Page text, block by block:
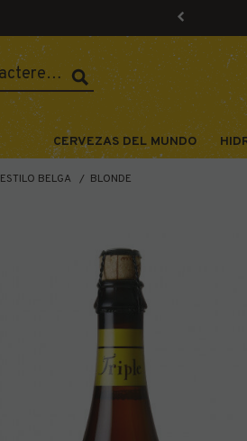
CERVEZAS DEL MUNDO
ESTILO BELGA BLONDE